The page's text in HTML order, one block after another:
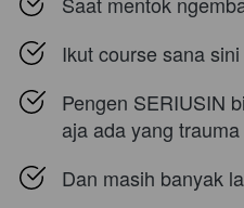
Ikut course sana
Pengen SERIUSIN
aja ada yang
Dan masih banyak